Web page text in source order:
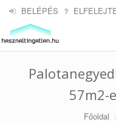
BELÉPÉS
57m2-
Főoldal